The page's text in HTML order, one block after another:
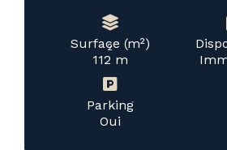
112 m
2
Surface (m²)
Oui
Parking